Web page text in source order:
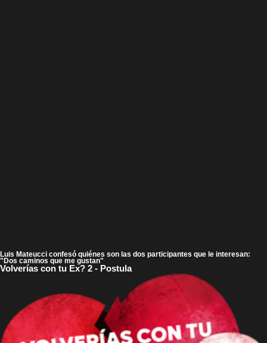
Luis Mateucci confesó quiénes son las dos participantes que le interesan:
"Dos caminos que me gustan"
Volverías con tu Ex? 2 - Postula